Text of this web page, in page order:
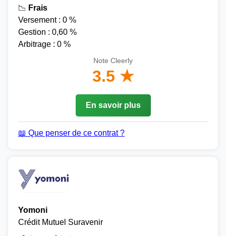
📉 Frais
Versement : 0 %
Gestion : 0,60 %
Arbitrage : 0 %
Note Cleerly
3.5 ★
En savoir plus
📖 Que penser de ce contrat ?
Yomoni
Crédit Mutuel Suravenir